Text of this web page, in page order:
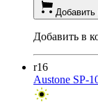
Добавить
Добавить в
r16
Austone SP-